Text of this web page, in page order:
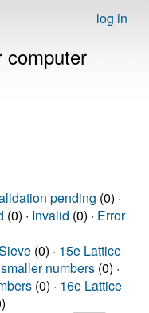
log in
computer
pending (0) ·
(0) · Invalid (0) · Error
(0) · 15e Lattice
numbers (0) ·
(0) · 16e Lattice